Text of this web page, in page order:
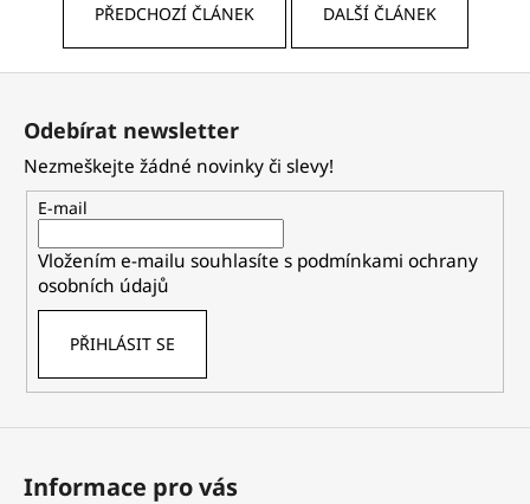
PŘEDCHOZÍ ČLÁNEK DALŠÍ ČLÁNEK
Z
Odebírat newsletter
Nezmeškejte žádné novinky či slevy!
E-mail
Vložením e-mailu souhlasíte s podmínkami ochrany
osobních údajů
PŘIHLÁSIT SE
Informace pro vás